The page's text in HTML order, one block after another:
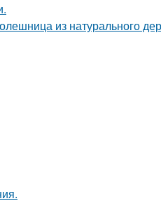
из натурального